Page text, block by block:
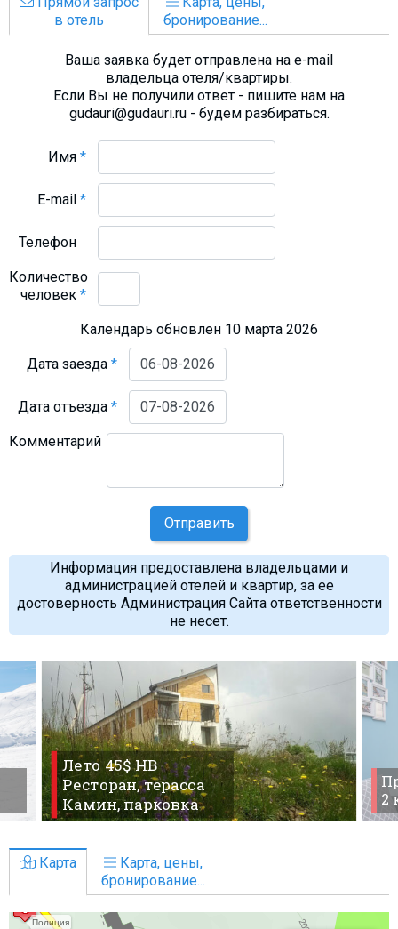
в отель
бронирование...
Ваша заявка будет отправлена на e-mail
владельца отеля/квартиры.
Если Вы не получили ответ - пишите нам на
gudauri@gudauri.ru - будем разбираться.
Имя*
E-mail*
Телефон
Количество
человек*
Календарь обновлен 10 марта 2026
Дата заезда*
Дата отъезда*
Комментарий
Отправить
Информация предоставлена владельцами и
администрацией отелей и квартир, за ее
достоверность Администрация Сайта ответственности
не несет.
Лето 45$ HB
Ресторан, терасса
Камин, парковка
2
Карта
Карта, цены,
бронирование...